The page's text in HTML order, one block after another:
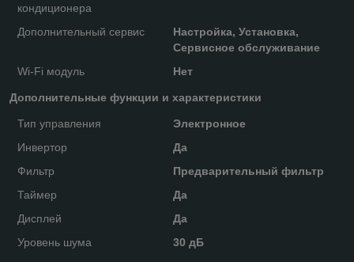
кондиционера
Дополнительный сервис
Настройка, Установка,
Сервисное обслуживание
Wi-Fi модуль
Нет
Дополнительные функции и характеристики
Тип управления
Электронное
Инвертор
Да
Фильтр
Предварительный фильтр
Таймер
Да
Дисплей
Да
Уровень шума
30 дБ